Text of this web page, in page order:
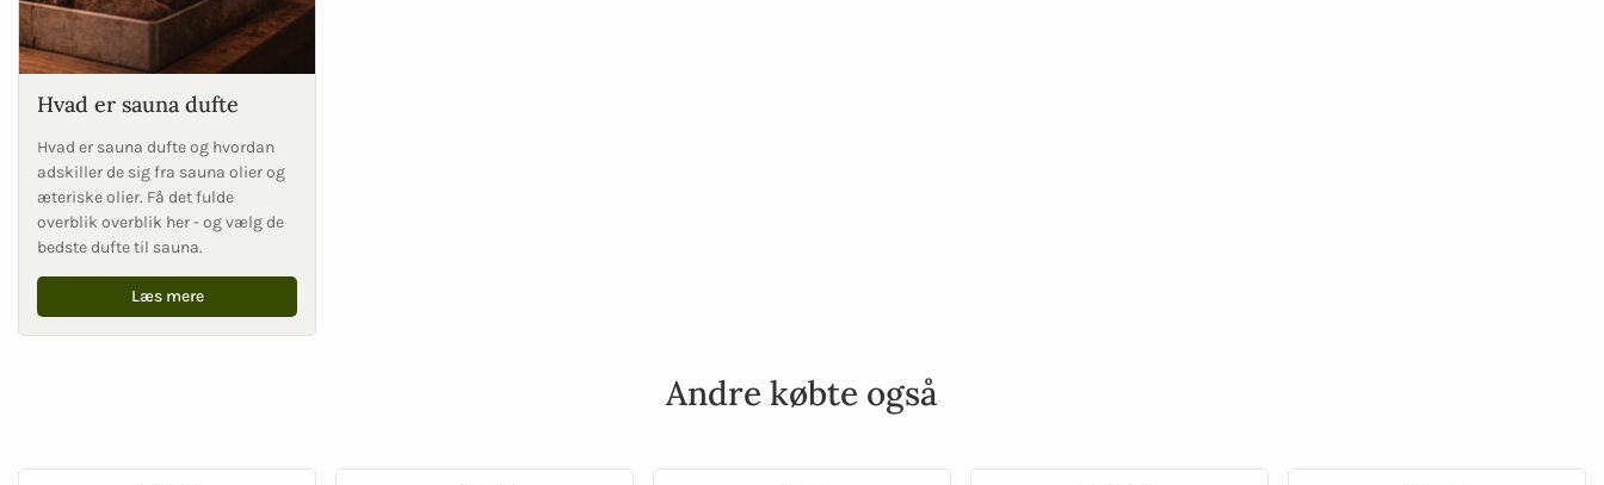
Hvad er sauna dufte
Hvad er sauna dufte og hvordan
adskiller de sig fra sauna olier og
æteriske olier. Få det fulde
overblik overblik her - og vælg de
bedste dufte til sauna.
Læs mere
Andre købte også